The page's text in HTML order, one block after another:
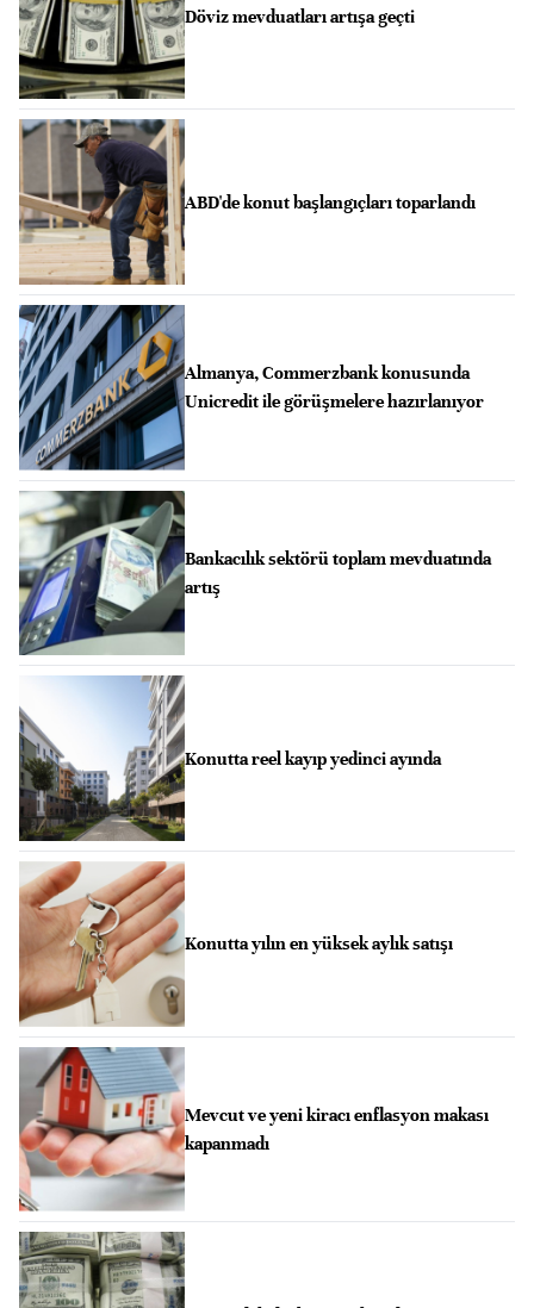
Döviz mevduatları artışa geçti
ABD'de konut başlangıçları toparlandı
Almanya, Commerzbank konusunda
Unicredit ile görüşmelere hazırlanıyor
Bankacılık sektörü toplam mevduatında
artış
Konutta reel kayıp yedinci ayında
Konutta yılın en yüksek aylık satışı
Mevcut ve yeni kiracı enflasyon makası
kapanmadı